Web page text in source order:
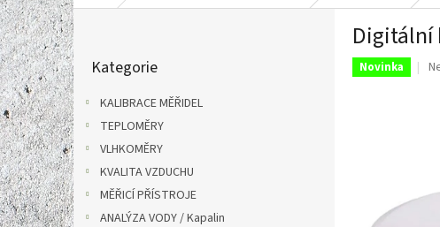
P
o
s
t
r
a
n
n
í
p
a
kategorie
Kategorie
KALIBRACE MĚŘIDEL
TEPLOMĚRY
VLHKOMĚRY
KVALITA VZDUCHU
MĚŘICÍ PŘÍSTROJE
ANALÝZA VODY / Kapalin
Digitální
Novinka